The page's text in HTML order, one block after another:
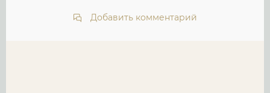
Добавить комментарий